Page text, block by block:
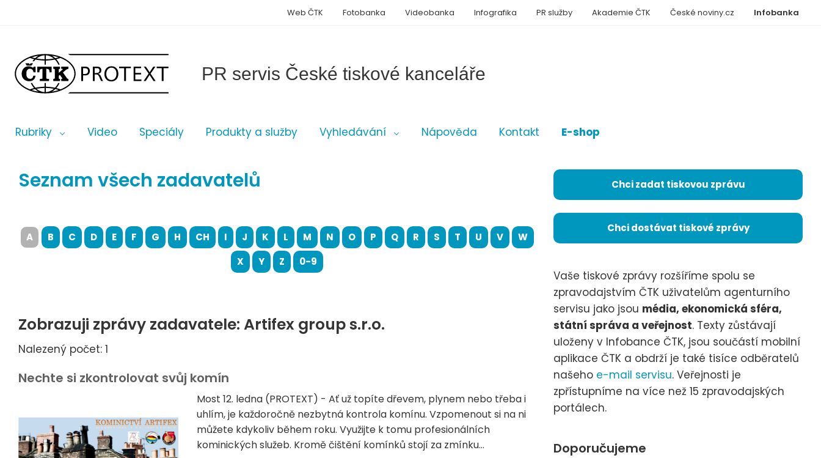
PR servis České tiskové kanceláře
Rubriky Video Speciály Produkty a služby Vyhledávání Nápověda Kontakt E-shop
Infobanka
Web ČTK Fotobanka Videobanka Infografika PR služby Akademie ČTK České noviny.cz
Seznam všech zadavatelů
A B C D E F G H CH I J K L M N O P Q R S T U V
W
X
Y Z 0-9
Zobrazuji zprávy zadavatele: Artifex group s.r.o.
Nalezený počet: 1
Nechte si zkontrolovat svůj komín
Most 12. ledna (PROTEXT) - Ať už topíte dřevem, plynem nebo třeba i
uhlím, je každoročně nezbytná kontrola komínu. Vzpomenout si na ni
můžete kdykoliv během roku. Využijte k tomu profesionálních
kominických služeb. Kromě čištění komínků stojí za zmínku...
Chci zadat tiskovou zprávu
Chci dostávat tiskové zprávy
Vaše tiskové zprávy rozšíříme spolu se
zpravodajstvím ČTK uživatelům agenturního
servisu jako jsou média, ekonomická sféra,
státní správa a veřejnost. Texty zůstávají
uloženy v Infobance ČTK, jsou součástí mobilní
aplikace ČTK a obdrží je také tisíce odběratelů
našeho e-mail servisu. Veřejnosti je
zpřístupníme na více než 15 zpravodajských
portálech.
Doporučujeme